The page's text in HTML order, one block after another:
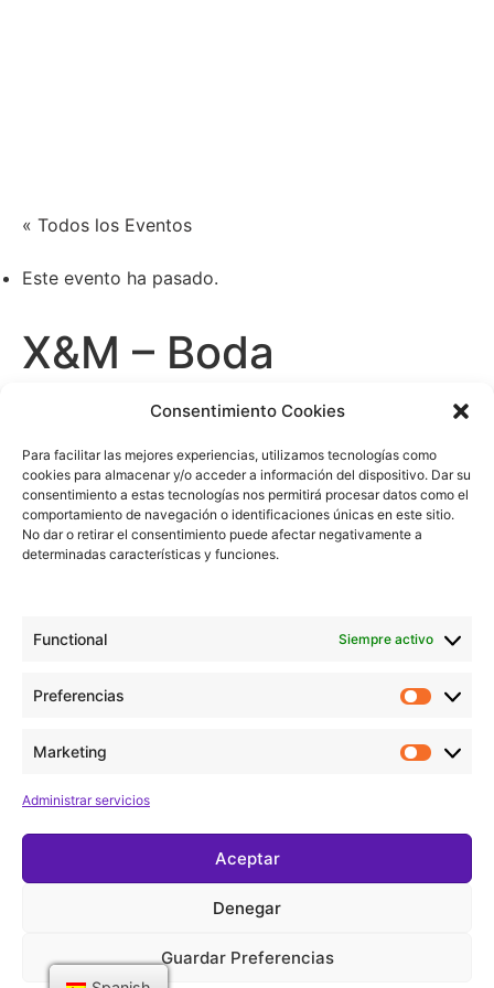
Consentimiento Cookies
Para facilitar las mejores experiencias, utilizamos tecnologías como
cookies para almacenar y/o acceder a información del dispositivo. Dar su
consentimiento a estas tecnologías nos permitirá procesar datos como el
comportamiento de navegación o identificaciones únicas en este sitio.
No dar o retirar el consentimiento puede afectar negativamente a
determinadas características y funciones.
Functional Siempre activo
Preferencias
Marketing
Administrar servicios
Aceptar
Denegar
Guardar Preferencias
« Todos los Eventos
Este evento ha pasado.
X&M – Boda
junio 6 /19:00-20:30
Añadir al calendario
Detalles
Fecha:
19:00 - 20:30
Gurb
The Aguateques – L’hospitalet
de Llobregat
© 2024 Xènia Nogué. All right reserved